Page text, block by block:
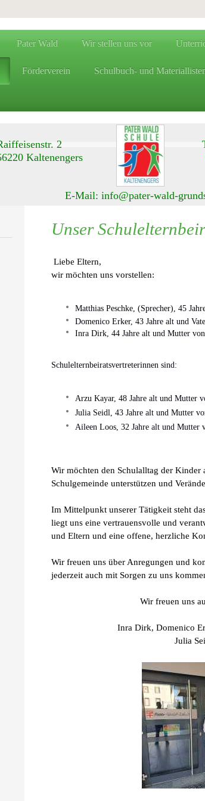
Pater Wald Wir stellen uns vor
Förderverein Schulbuch- und
2 Tel.:
Kaltenengers Fax:
E-Mail: info@pater-wald-
Unser
Liebe Eltern,
wir möchten uns vorstellen:
Matthias Peschke, (Sprecher), 45
Domenico Erker, 43 Jahre alt und
Inra Dirk, 44 Jahre alt und Mutter
Schulelternbeiratsvertreterinnen sind:
Arzu Kayar, 48 Jahre alt und Mutter
Julia Seidl, 43 Jahre alt und Mutter
Aileen Loos, 32 Jahre alt und Mutter
Wir möchten den Schulalltag der
Schulgemeinde unterstützen und
Im Mittelpunkt unserer Tätigkeit steht
liegt uns eine vertrauensvolle und
und Eltern und eine offene, herzliche
Wir freuen uns über Anregungen und
jederzeit auch mit Sorgen zu uns
Wir freuen uns
Inra Dirk, Domenico
Julia